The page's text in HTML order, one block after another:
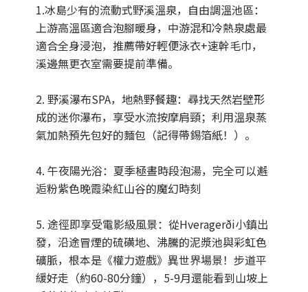
1.冰島少有的流動式野溪溫泉，自由調溫池區：
上游高溫區適合泡腳暖身，中游混和冷熱泉處最
適合全身浸泡，推薦帶好輕便泳衣+速幹毛巾，
溪邊無更衣室需要提前準備。
2. 野溪瀑布SPA，地熱野餐趣：尋找天然岩壁形
成的迷你瀑布，享受水流按摩肩頸；利用溫泉蒸
氣加熱預先包好的麵包（記得帶錫箔紙！）。
4. 午夜陽光浴：夏季極晝時段泡湯，完全可以邂
逅粉紫色晚霞染紅山谷的魔幻時刻
5. 途徑即享受電影級風景：從Hveragerði小鎮出
發，沿途冒煙的硫磺地、沸騰的泥漿池與彩虹色
礦脈，根本是《權力遊戲》異世界場景！步道平
緩好走（約60-80分鐘），5-9月還能看到山坡上